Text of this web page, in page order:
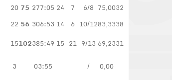
20 75 277:05 24 7 6/8 75,0032
22 56 306:53 14 6 10/1283,3338
15102385:49 15 21 9/13 69,2331
3 03:55 / 0,00